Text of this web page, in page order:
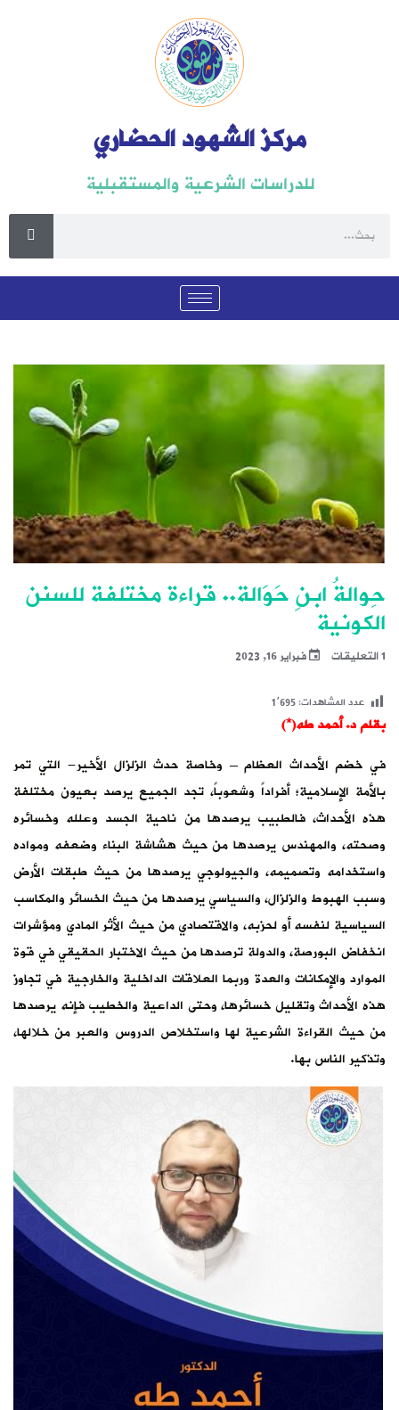
مركز الشهود الحضاري
للدراسات الشرعية والمستقبلية
حِوالةُ ابنِ حَوَالة.. قراءة مختلفة للسنن
الكونية
1 التعليقات فبراير 16, 2023
عدد المشاهدات:1٬695
بقلم د. أحمد طه(*)
في خضم الأحداث العظام – وخاصة حدث الزلزال الأخير- التي تمر
بالأمة الإسلامية؛ أفراداً وشعوباً، تجد الجميع يرصد بعيون مختلفة
هذه الأحداث، فالطبيب يرصدها من ناحية الجسد وعلله وخسائره
وصحته، والمهندس يرصدها من حيث هشاشة البناء وضعفه ومواده
واستخدامه وتصميمه، والجيولوجي يرصدها من حيث طبقات الأرض
وسبب الهبوط والزلزال، والسياسي يرصدها من حيث الخسائر والمكاسب
السياسية لنفسه أو لحزبه، والاقتصادي من حيث الأثر المادي ومؤشرات
انخفاض البورصة، والدولة ترصدها من حيث الاختبار الحقيقي في قوة
الموارد والإمكانات والعدة وربما العلاقات الداخلية والخارجية في تجاوز
هذه الأحداث وتقليل خسائرها، وحتى الداعية والخطيب فإنه يرصدها
من حيث القراءة الشرعية لها واستخلاص الدروس والعبر من خلالها،
وتذكير الناس بها.